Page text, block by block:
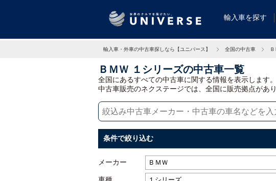
輸入車を探す
輸入車・外車の中古車探しなら【ユニバース】 全国の中古車
ＢＭＷ １シリーズの中古車一覧
全国にあるすべての中古車に関する情報を表示します。
中古車販売のネクステージでは、全国に販売拠点があ
条件で絞り込む
メーカー